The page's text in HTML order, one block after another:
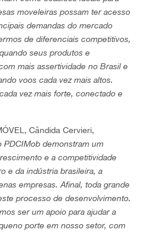
moveleiras possam ter acesso
demandas do mercado
de diferenciais competitivos,
seus produtos e
mais assertividade no Brasil e
voos cada vez mais altos.
vez mais forte, conectado e
Cândida Cervieri,
PDCIMob demonstram um
e a competitividade
e da indústria brasileira, a
empresas. Afinal, toda grande
processo de desenvolvimento.
ser um apoio para ajudar a
porte em nosso setor, com